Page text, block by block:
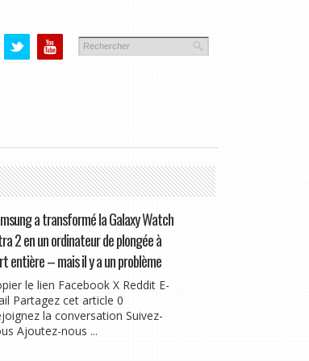
a transformé la Galaxy Watch
2 en un ordinateur de plongée à
entière – mais il y a un problème
le lien Facebook X Reddit E-
Partagez cet article 0
la conversation Suivez-
Ajoutez-nous ...